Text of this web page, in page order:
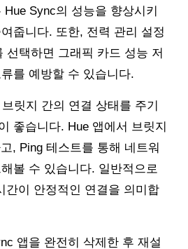
Sync의 성능을 향상시키
줍니다. 또한, 전력 관리 설정
선택하면 그래픽 카드 성능 저
를 예방할 수 있습니다.
릿지 간의 연결 상태를 주기
좋습니다. Hue 앱에서 브릿지
, Ping 테스트를 통해 네트워
볼 수 있습니다. 일반적으로
간이 안정적인 연결을 의미합
앱을 완전히 삭제한 후 재설